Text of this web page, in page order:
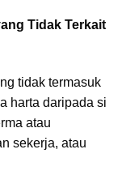
Tidak Terkait
tidak termasuk
harta daripada si
atau
sekerja, atau